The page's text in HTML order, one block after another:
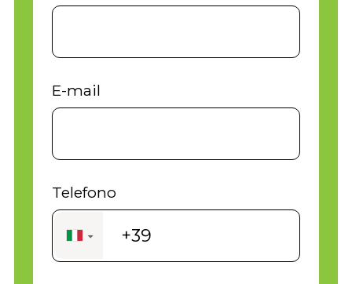
E-mail
Telefono
▼ +39